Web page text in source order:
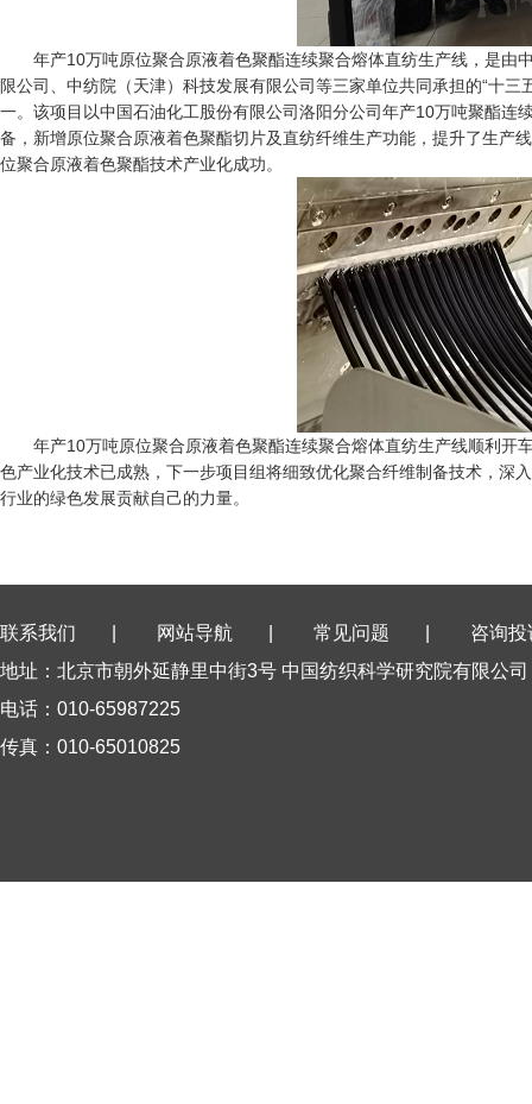
年产10万吨原位聚合原液着色聚酯连续聚合熔体直纺生产线，是
限公司、中纺院（天津）科技发展有限公司等三家单位共同承担的“十
一。该项目以中国石油化工股份有限公司洛阳分公司年产10万吨聚酯
备，新增原位聚合原液着色聚酯切片及直纺纤维生产功能，提升了生产
位聚合原液着色聚酯技术产业化成功。
年产10万吨原位聚合原液着色聚酯连续聚合熔体直纺生产线顺利
色产业化技术已成熟，下一步项目组将细致优化聚合纤维制备技术，深
行业的绿色发展贡献自己的力量。
联系我们 网站导航 常见问题
咨询投
地址：北京市朝外延静里中街3号 中国纺织科学研究院有限公司
电话：010-65987225
传真：010-65010825